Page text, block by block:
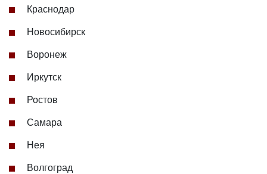
Краснодар
Новосибирск
Воронеж
Иркутск
Ростов
Самара
Нея
Волгоград